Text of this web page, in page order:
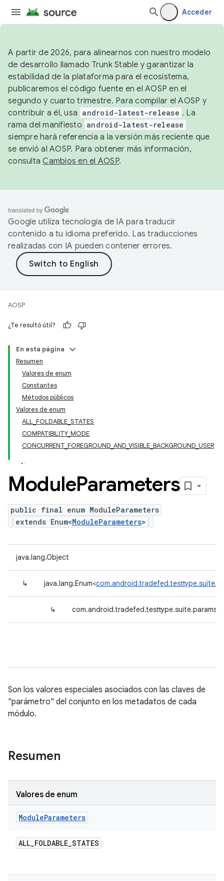
Acceder
A partir de 2026, para alinearnos con nuestro modelo
de desarrollo llamado Trunk Stable y garantizar la
estabilidad de la plataforma para el ecosistema,
publicaremos el código fuente en el AOSP en el
segundo y cuarto trimestre. Para compilar el AOSP y
contribuir a él, usa android-latest-release . La
rama del manifiesto android-latest-release
siempre hará referencia a la versión más reciente que
se envió al AOSP. Para obtener más información,
consultaCambios en el AOSP.
Google utiliza tecnología de IA para traducir
contenido a tu idioma preferido. Las traducciones
realizadas con IA pueden contener errores.
AOSP
¿Te resultó útil?
En esta página
Resumen
Valores de enum
Constantes
Métodos públicos
Valores de enum
ALL_FOLDABLE_STATES
COMPATIBILITY_MODE
CONCURRENT_FOREGROUND_AND_VISIBLE_BACKGROUND_USER
ModuleParameters
public final enum ModuleParameters
extends Enum<ModuleParameters>
java.lang.Object
↳ java.lang.Enum<
↳
Son los valores especiales asociados con las claves de
"parámetro" del conjunto en los metadatos de cada
módulo.
Resumen
Valores de enum
ModuleParameters
ALL_FOLDABLE_STATES